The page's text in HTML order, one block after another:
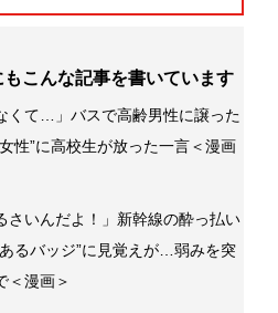
こんな記事を書いています
くて…」バスで高齢男性に譲った
性”に高校生が放った一言＜漫画
さいんだよ！」新幹線の酔っ払い
るバッジ”に見覚えが…弱みを突
＜漫画＞